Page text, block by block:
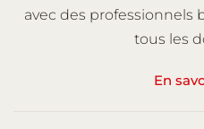
avec des professionnels
tous les
En